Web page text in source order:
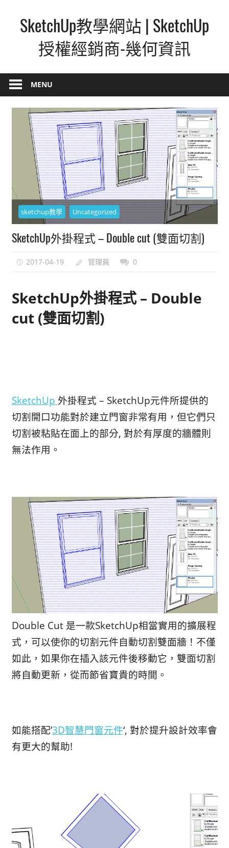
contentSketchUp教學網站 | SketchUp
授權經銷商-幾何資訊
–
最
直
人
人
都
能
手
3D
體
MENU
sketchup教學 Uncategorized
SketchUp外掛程式 – Double cut (雙面切割)
2017-04-19 管理員 0
SketchUp外掛程式 – Double
cut (雙面切割)
SketchUp 外掛程式 – SketchUp元件所提供的
切割開口功能對於建立門窗非常有用，但它們只
切割被粘貼在面上的部分, 對於有厚度的牆體則
無法作用。
Double Cut 是一款SketchUp相當實用的擴展程
式，可以使你的切割元件自動切割雙面牆！不僅
如此，如果你在插入該元件後移動它，雙面切割
將自動更新，從而節省寶貴的時間。
如能搭配’3D智慧門窗元件‘, 對於提升設計效率會
有更大的幫助!